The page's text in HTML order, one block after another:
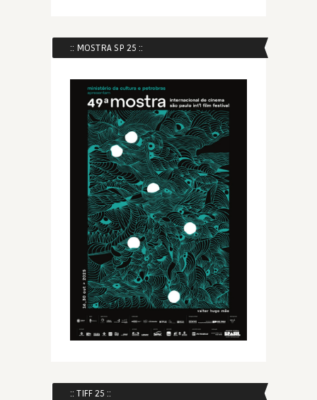
:: MOSTRA SP 25 ::
:: TIFF 25 ::